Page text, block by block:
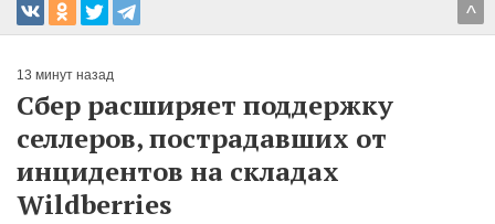
^
13 минут назад
Сбер расширяет поддержку
селлеров, пострадавших от
инцидентов на складах
Wildberries